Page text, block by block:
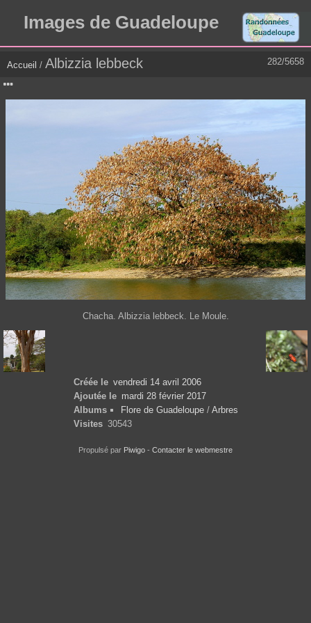
Images de Guadeloupe
282/5658
Accueil / Albizzia lebbeck
Chacha. Albizzia lebbeck. Le Moule.
Créée le vendredi 14 avril 2006
Ajoutée le mardi 28 février 2017
Albums
Flore de Guadeloupe/ Arbres
Visites 30543
Propulsé par Piwigo - Contacter le webmestre